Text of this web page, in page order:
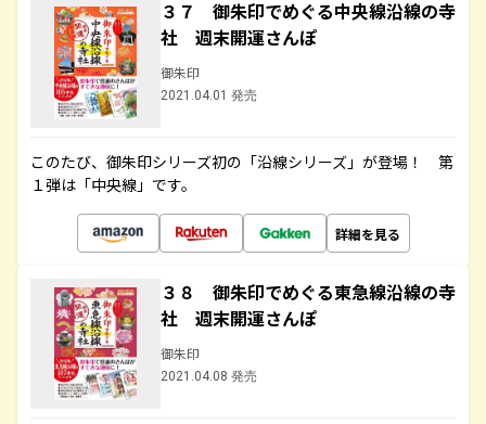
３７ 御朱印でめぐる中央線沿線の寺
社 週末開運さんぽ
御朱印
2021.04.01 発売
このたび、御朱印シリーズ初の「沿線シリーズ」が登場！ 第
１弾は「中央線」です。
詳細を見る
３８ 御朱印でめぐる東急線沿線の寺
社 週末開運さんぽ
御朱印
2021.04.08 発売